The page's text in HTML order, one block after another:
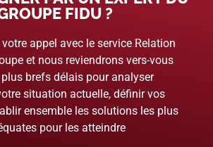
FIDU ?
appel avec le service Relation
et nous reviendrons vers-vous
brefs délais pour analyser
situation actuelle, définir vos
ensemble les solutions les plus
pour les atteindre